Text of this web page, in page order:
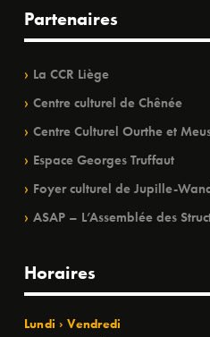
Partenaires
La CCR Liège
Centre culturel de Chênée
Centre Culturel Ourthe et
Espace Georges Truffaut
Foyer culturel de Jupille-
ASAP – L’Assemblée des
Horaires
Lundi › Vendredi